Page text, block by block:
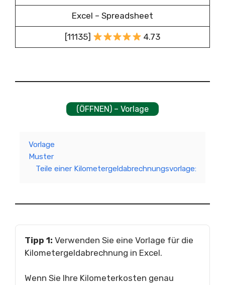
Excel – Spreadsheet
[11135] 4.73
(ÖFFNEN) – Vorlage
Vorlage
Muster
Teile einer Kilometergeldabrechnungsvorlage:
Tipp 1: Verwenden Sie eine Vorlage für die
Kilometergeldabrechnung in Excel.
Wenn Sie Ihre Kilometerkosten genau